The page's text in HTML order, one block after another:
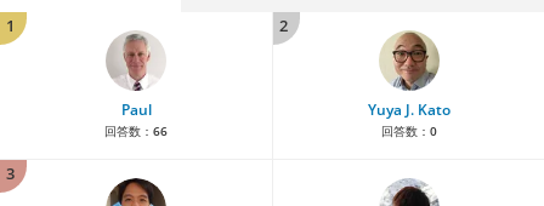
1
Paul
回答数： 66
2
Yuya J. Kato
回答数： 0
3